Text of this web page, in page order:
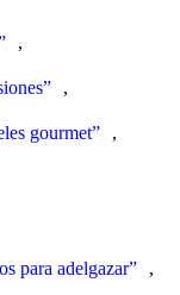
,
,
gourmet” ,
para adelgazar” ,